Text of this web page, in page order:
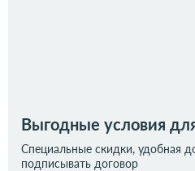
Выгодные условия
Специальные скидки, удобная
подписывать договор